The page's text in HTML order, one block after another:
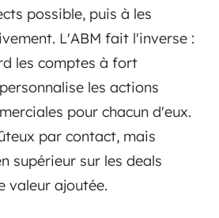
possible, puis à les
L'ABM fait l'inverse :
les comptes à fort
les actions
pour chacun d'eux.
par contact, mais
supérieur sur les deals
valeur ajoutée.